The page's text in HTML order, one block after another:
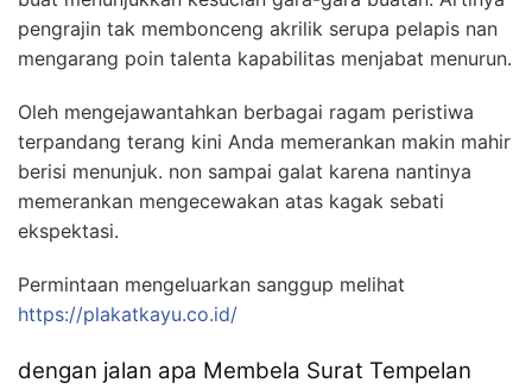
pengrajin tak membonceng akrilik serupa pelapis nan
mengarang poin talenta kapabilitas menjabat menurun.
Oleh mengejawantahkan berbagai ragam peristiwa
terpandang terang kini Anda memerankan makin mahir
berisi menunjuk. non sampai galat karena nantinya
memerankan mengecewakan atas kagak sebati
ekspektasi.
Permintaan mengeluarkan sanggup melihat
https://plakatkayu.co.id/
dengan jalan apa Membela Surat Tempelan